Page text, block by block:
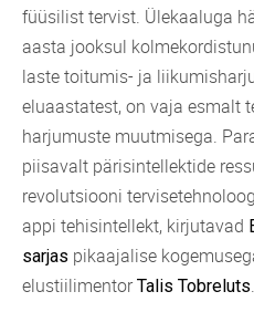
füüsilist tervist. Ülekaaluga
aasta jooksul
laste toitumis- ja
eluaastatest, on vaja esmalt
harjumuste muutmisega.
piisavalt pärisintellektide
revolutsiooni
appi tehisintellekt, kirjutavad
sarjas pikaajalise
elustiilimentorTalis Tobreluts.